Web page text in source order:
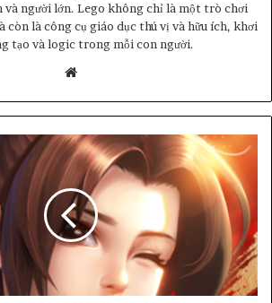
và người lớn. Lego không chỉ là một trò chơi
còn là công cụ giáo dục thú vị và hữu ích, khơi
tạo và logic trong mỗi con người.